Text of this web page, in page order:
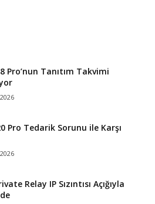
Pro’nun Tanıtım Takvimi
Pro Tedarik Sorunu ile Karşı
Relay IP Sızıntısı Açığıyla